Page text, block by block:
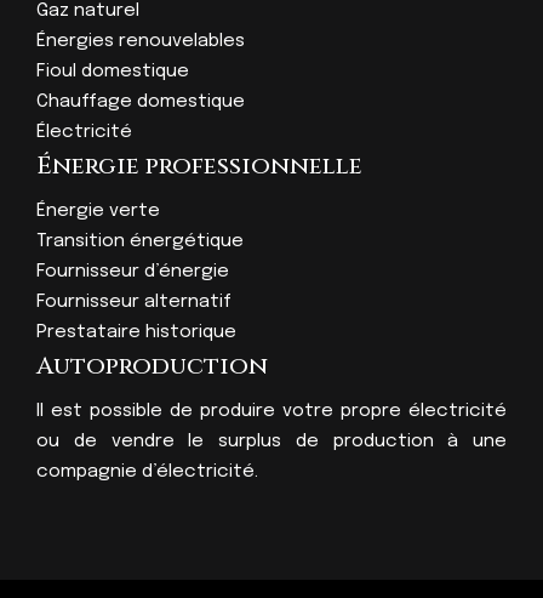
Gaz naturel
Énergies renouvelables
Fioul domestique
Chauffage domestique
Électricité
Énergie professionnelle
Énergie verte
Transition énergétique
Fournisseur d’énergie
Fournisseur alternatif
Prestataire historique
Autoproduction
Il est possible de produire votre propre électricité
ou de vendre le surplus de production à une
compagnie d’électricité.